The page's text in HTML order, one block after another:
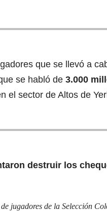
que se llevó a
se habló de 3.000
el sector de Altos de
destruir los
jugadores de la Selección